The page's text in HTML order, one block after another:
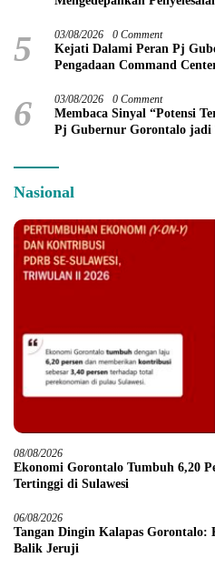
5 03/08/2026 0 Comment
Kejati Dalami Peran Pj
Pengadaan Command
6 03/08/2026 0 Comment
Membaca Sinyal “Potensi
Pj Gubernur Gorontalo jadi
Nasional
08/08/2026
Ekonomi Gorontalo Tumbuh 6,20
Tertinggi di Sulawesi
06/08/2026
Tangan Dingin Kalapas
Balik Jeruji